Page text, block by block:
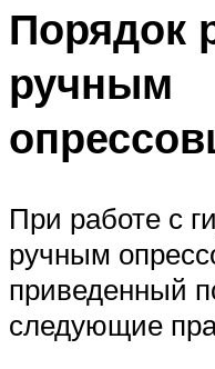
Порядок
ручным
При работе с
ручным
приведенный
следующие